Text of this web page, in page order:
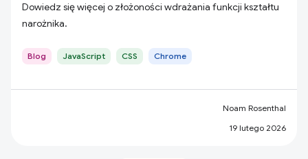
Dowiedz się więcej o złożoności wdrażania funkcji kształtu
narożnika.
Blog JavaScript CSS Chrome
Noam Rosenthal
19 lutego 2026